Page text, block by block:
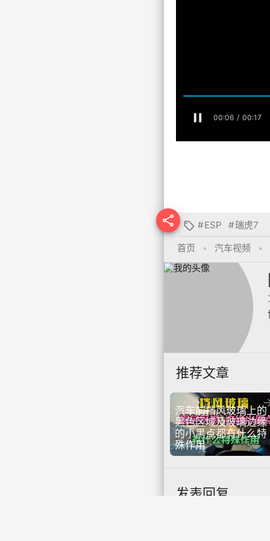
  #ESP #瑞虎7
首页
• 汽车视频 •
推荐文章
汽车前挡风玻璃上的
黑色区域及玻璃边缘
的小黑点都有什么特
殊作用
发表回复